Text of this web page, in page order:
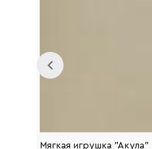
Мягкая игрушка "Акула"